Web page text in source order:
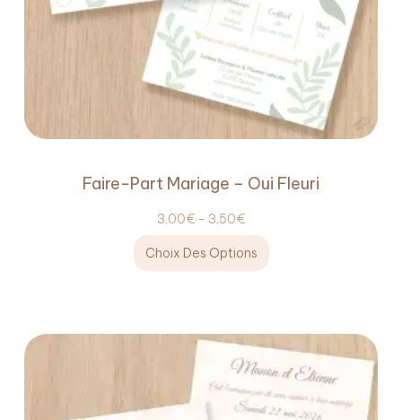
Faire-Part Mariage – Oui Fleuri
3,00€ – 3,50€
Choix Des Options